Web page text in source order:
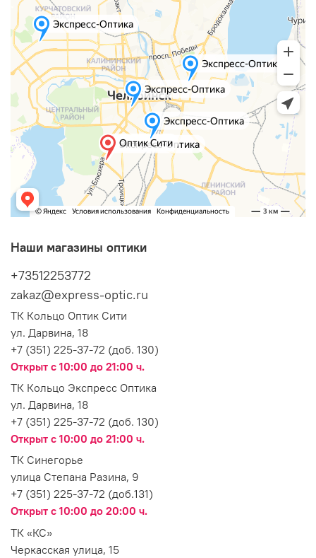
Наши магазины оптики
+73512253772
zakaz@express-optic.ru
ТК Кольцо Оптик Сити
ул. Дарвина, 18
+7 (351) 225-37-72 (доб. 130)
Открыт с 10:00 до 21:00 ч.
ТК Кольцо Экспресс Оптика
ул. Дарвина, 18
+7 (351) 225-37-72 (доб. 130)
Открыт с 10:00 до 21:00 ч.
ТК Синегорье
улица Степана Разина, 9
+7 (351) 225-37-72 (доб.131)
Открыт с 10:00 до 20:00 ч.
ТК «КС»
Черкасская улица, 15